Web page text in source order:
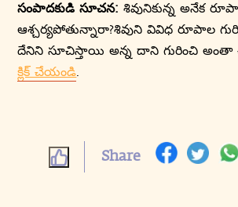
సంపాదకుడి సూచన: శివునికున్న అనేక
ఆశ్చర్యపోతున్నారా?శివుని వివిధ రూపాల
దేనిని సూచిస్తాయి అన్న దాని గురించి
క్లిక్ చేయండి
Share